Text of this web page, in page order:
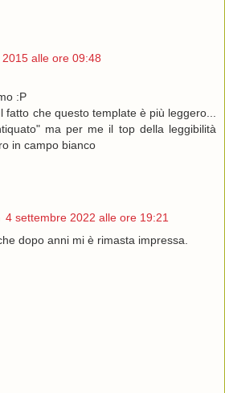
alle ore 09:48
:P
fatto che questo template è più leggero...
ma per me il top della leggibilità
in campo bianco
4 settembre 2022 alle ore 19:21
dopo anni mi è rimasta impressa.